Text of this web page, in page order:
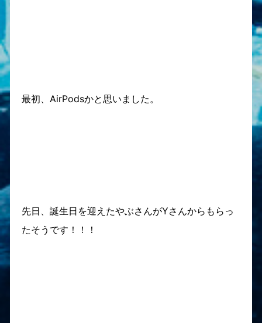
最初、AirPodsかと思いました。
先日、誕生日を迎えたやぶさんがYさんからもらっ
たそうです！！！